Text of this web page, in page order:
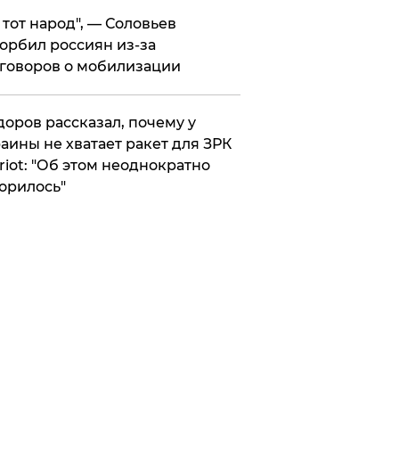
народ", — Соловьев
россиян из-за
о мобилизации
рассказал, почему у
не хватает ракет для ЗРК
"Об этом неоднократно